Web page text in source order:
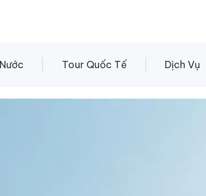
Tour Quốc Tế Dịch Vụ